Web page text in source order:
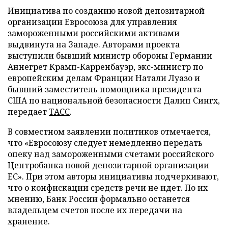
Инициатива по созданию новой депозитарной
организации Евросоюза для управления
замороженными российскими активами
выдвинута на Западе. Авторами проекта
выступили бывший министр обороны Германии
Аннегрет Крамп-Карренбауэр, экс-министр по
европейским делам Франции Натали Луазо и
бывший заместитель помощника президента
США по национальной безопасности Далип Сингх,
передаетТАСС.
В совместном заявлении политиков отмечается,
что «Евросоюзу следует немедленно передать
опеку над замороженными счетами российского
Центробанка новой депозитарной организации
ЕС». При этом авторы инициативы подчеркивают,
что о конфискации средств речи не идет. По их
мнению, Банк России формально останется
владельцем счетов после их передачи на
хранение.